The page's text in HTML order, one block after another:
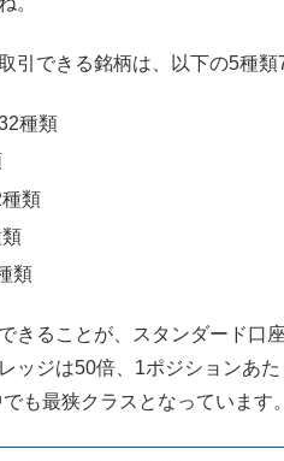
引できる銘柄は、以下の5種類
種類
類
類
きることが、スタンダード口
ッジは50倍、1ポジションあ
も最狭クラスとなっています。